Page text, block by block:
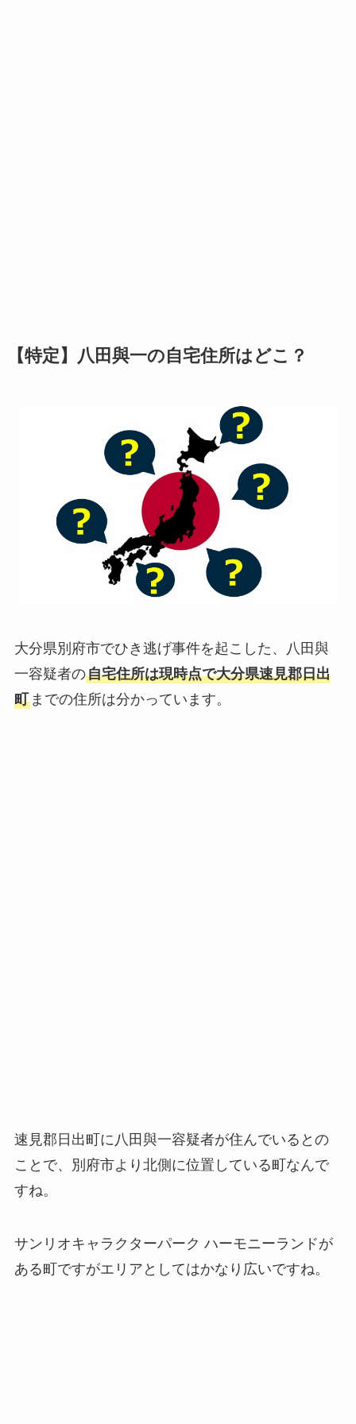
【特定】八田與一の自宅住所はどこ？
大分県別府市でひき逃げ事件を起こした、八田與
一容疑者の自宅住所は現時点で大分県速見郡日出
町までの住所は分かっています。
速見郡日出町に八田與一容疑者が住んでいるとの
ことで、別府市より北側に位置している町なんで
すね。
サンリオキャラクターパーク ハーモニーランドが
ある町ですがエリアとしてはかなり広いですね。